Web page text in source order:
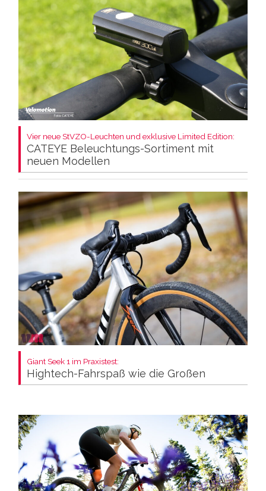
Vier neue StVZO-Leuchten und exklusive Limited Edition:
CATEYE Beleuchtungs-Sortiment mit
neuen Modellen
Giant Seek 1 im Praxistest:
Hightech-Fahrspaß wie die Großen